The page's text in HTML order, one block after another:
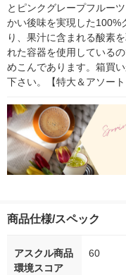
とピンクグレープフルー
かい後味を実現した100%
り、果汁に含まれる酸素
れた容器を使用している
めこんであります。箱買
下さい。【特大＆アソート
商品仕様/スペック
アスクル商品
環境スコア
60